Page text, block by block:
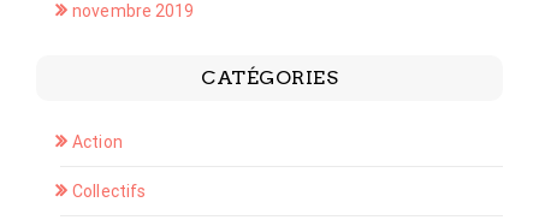
novembre 2019
CATÉGORIES
Action
Collectifs